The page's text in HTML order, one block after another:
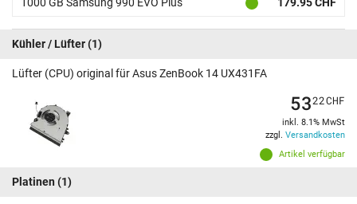
1000 GB Samsung 990 EVO Plus 179.95 CHF
Kühler / Lüfter(1)
Lüfter (CPU) original für Asus ZenBook 14 UX431FA
Artikel verfügbar
5322CHF
inkl. 8.1% MwSt
zzgl. Versandkosten
Platinen (1)